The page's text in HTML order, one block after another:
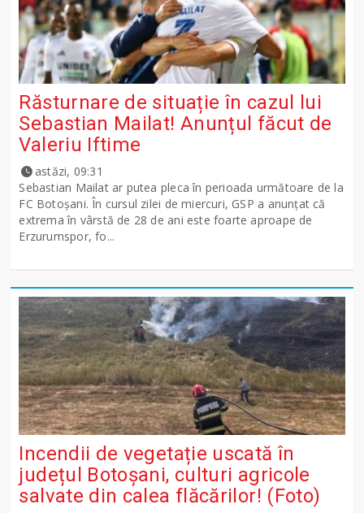
Răsturnare de situație în cazul lui
Sebastian Mailat! Anunțul făcut de
Valeriu Iftime
astăzi, 09:31
Sebastian Mailat ar putea pleca în perioada următoare de la
FC Botoșani. În cursul zilei de miercuri, GSP a anunțat că
extrema în vârstă de 28 de ani este foarte aproape de
Erzurumspor, fo...
Incendii de vegetație uscată în
județul Botoșani, culturi agricole
salvate din calea flăcărilor! (Foto)